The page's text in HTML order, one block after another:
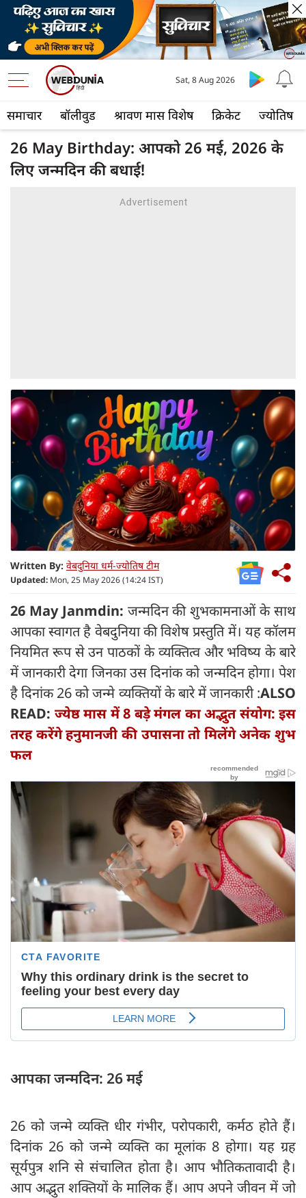
समाचार बॉलीवुड श्रावण मास विशेष क्रिकेट ज्योतिष
Sat, 8 Aug 2026
26 May Birthday: आपको 26 मई, 2026 के
लिए जन्मदिन की बधाई!
Written By: वेबदुनिया धर्म-ज्योतिष टीम
Updated: Mon, 25 May 2026 (14:24 IST)
26 May Janmdin: जन्मदिन की शुभकामनाओं के साथ
आपका स्वागत है वेबदुनिया की विशेष प्रस्तुति में। यह कॉलम
नियमित रूप से उन पाठकों के व्यक्तित्व और भविष्य के बारे
में जानकारी देगा जिनका उस दिनांक को जन्मदिन होगा। पेश
है दिनांक 26 को जन्मे व्यक्तियों के बारे में जानकारी :ALSO
READ: ज्येष्ठ मास में 8 बड़े मंगल का अद्भुत संयोग: इस
तरह करेंगे हनुमानजी की उपासना तो मिलेंगे अनेक शुभ
फल
आपका जन्मदिन: 26 मई
26 को जन्मे व्यक्ति धीर गंभीर, परोपकारी, कर्मठ होते हैं।
दिनांक 26 को जन्मे व्यक्ति का मूलांक 8 होगा। यह ग्रह
सूर्यपुत्र शनि से संचालित होता है। आप भौतिकतावादी है।
आप अद्भुत शक्तियों के मालिक हैं। आप अपने जीवन में जो